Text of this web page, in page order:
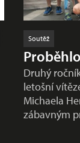
Soutěž
Druhý
letošní
Michaela
zábavným